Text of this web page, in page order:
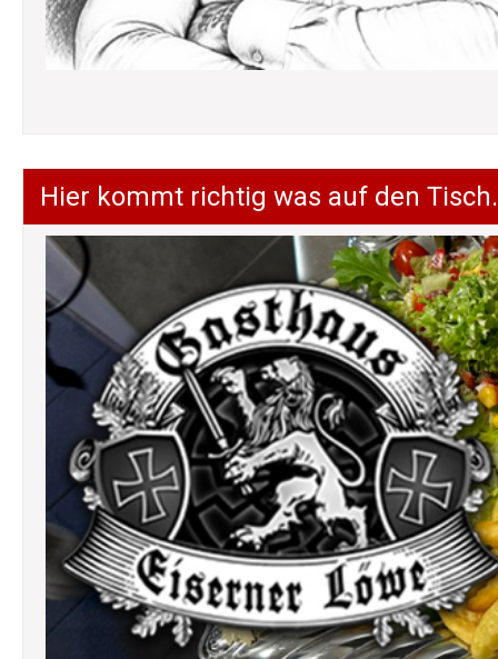
Hier kommt richtig was auf den Tisch.